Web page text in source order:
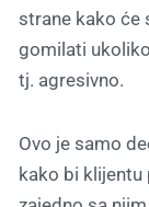
strane kako će
gomilati
tj. agresivno.
Ovo je samo
kako bi